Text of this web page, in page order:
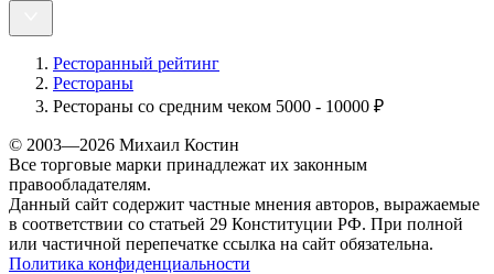
Ресторанный рейтинг
Рестораны
Рестораны со средним чеком 5000 - 10000 ₽
© 2003—2026 Михаил Костин
Все торговые марки принадлежат их законным
правообладателям.
Данный сайт содержит частные мнения авторов, выражаемые
в соответствии со статьей 29 Конституции РФ. При полной
или частичной перепечатке ссылка на сайт обязательна.
Политика конфиденциальности